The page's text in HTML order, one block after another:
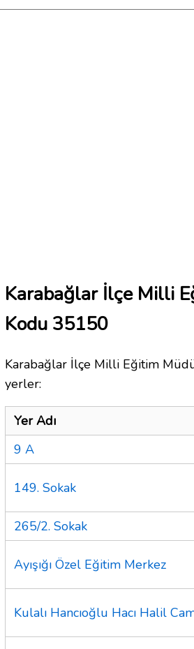
Karabağlar İlçe Milli
Kodu 35150
Karabağlar İlçe Milli Eğitim
yerler:
Yer Adı
9 A
149. Sokak
265/2. Sokak
Ayışığı Özel Eğitim Merkez
Kulalı Hancıoğlu Hacı Halil